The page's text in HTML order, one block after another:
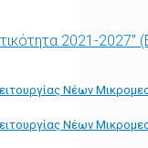
2021-
Νέων
Νέων